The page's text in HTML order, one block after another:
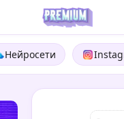
Нейросети